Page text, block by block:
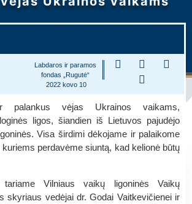
Labdaros ir paramos
fondas „Rugutė“
2022 kovo 10
palankus vėjas Ukrainos vaikams,
ligos, šiandien iš Lietuvos pajudėjo
Visa širdimi dėkojame ir palaikome
kuriems perdavėme siuntą, kad kelionė būtų
tariame Vilniaus vaikų ligoninės Vaikų
skyriaus vedėjai dr. Godai Vaitkevičienei ir